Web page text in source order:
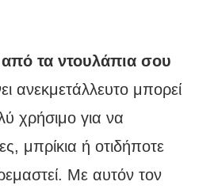
τα ντουλάπια σου
ανεκμετάλλευτο μπορεί
χρήσιμο για να
μπρίκια ή οτιδήποτε
Με αυτόν τον